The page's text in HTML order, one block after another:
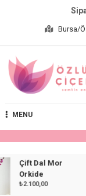
Bursa/
Özlüce Çiçekçi
MENU
Çift Dal Mor
Orkide
2.100,00